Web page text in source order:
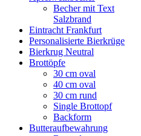
Becher mit Text
Salzbrand
Eintracht Frankfurt
Personalisierte Bierkrüge
Bierkrug Neutral
Brottöpfe
30 cm oval
40 cm oval
30 cm rund
Single Brottopf
Backform
Butteraufbewahrung